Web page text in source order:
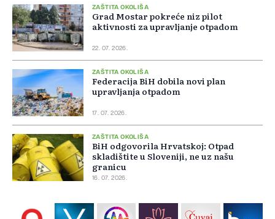
ZAŠTITA OKOLIŠA
Grad Mostar pokreće niz pilot
aktivnosti za upravljanje otpadom
22. 07. 2026.
ZAŠTITA OKOLIŠA
Federacija BiH dobila novi plan
upravljanja otpadom
17. 07. 2026.
ZAŠTITA OKOLIŠA
BiH odgovorila Hrvatskoj: Otpad
skladištite u Sloveniji, ne uz našu
granicu
16. 07. 2026.